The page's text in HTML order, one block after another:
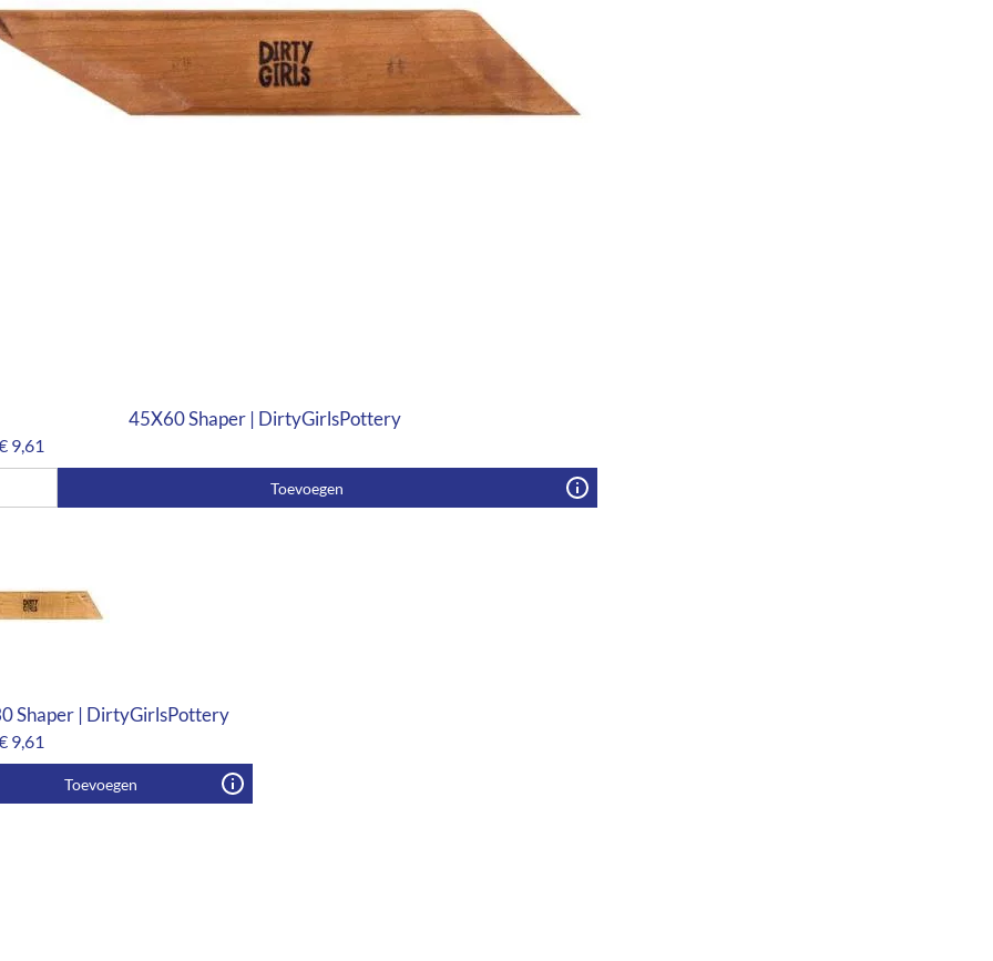
45X60 Shaper | DirtyGirlsPottery
9,61
Toevoegen
Shaper | DirtyGirlsPottery
9,61
Toevoegen